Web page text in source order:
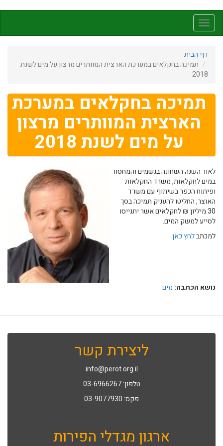
לתוכן
העיקריToggle
navigation
דף הבית
תמיכה בחקלאים במערכת הארצית המוותרים מרצון על מים לשנת
2018
תמיכה בחקלאים במערכת
הארצית המוותרים מרצון
על מים לשנת 2018
לאור השנה השחונה בגשמים והמחסור
במים לחקלאות, משרד החקלאות
ופיתוח הכפר בשיתוף עם משרד
האוצר, החליטו להעניק תמיכה בסך
30 מיליון ₪ לחקלאים אשר יתגייסו
לסייע למשק המים.
למכתבלחץ כאן
נושא הכתבה: מים
ליצירת קשר
info@perot.org.il
טלפון: 03-6966267
פקס: 03-9077930
ארגון מגדלי הפירות